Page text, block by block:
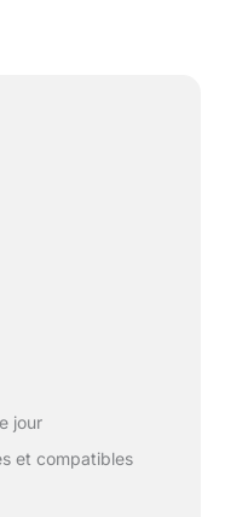
jour
et compatibles